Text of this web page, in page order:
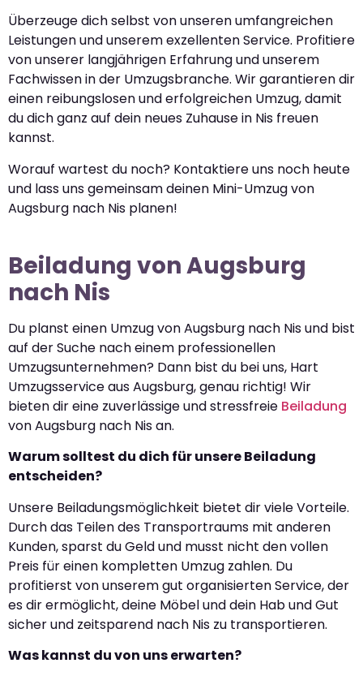
Überzeuge dich selbst von unseren umfangreichen
Leistungen und unserem exzellenten Service. Profitiere
von unserer langjährigen Erfahrung und unserem
Fachwissen in der Umzugsbranche. Wir garantieren dir
einen reibungslosen und erfolgreichen Umzug, damit
du dich ganz auf dein neues Zuhause in Nis freuen
kannst.
Worauf wartest du noch? Kontaktiere uns noch heute
und lass uns gemeinsam deinen Mini-Umzug von
Augsburg nach Nis planen!
Beiladung von Augsburg
nach Nis
Du planst einen Umzug von Augsburg nach Nis und bist
auf der Suche nach einem professionellen
Umzugsunternehmen? Dann bist du bei uns, Hart
Umzugsservice aus Augsburg, genau richtig! Wir
bieten dir eine zuverlässige und stressfreie Beiladung
von Augsburg nach Nis an.
Warum solltest du dich für unsere Beiladung
entscheiden?
Unsere Beiladungsmöglichkeit bietet dir viele Vorteile.
Durch das Teilen des Transportraums mit anderen
Kunden, sparst du Geld und musst nicht den vollen
Preis für einen kompletten Umzug zahlen. Du
profitierst von unserem gut organisierten Service, der
es dir ermöglicht, deine Möbel und dein Hab und Gut
sicher und zeitsparend nach Nis zu transportieren.
Was kannst du von uns erwarten?